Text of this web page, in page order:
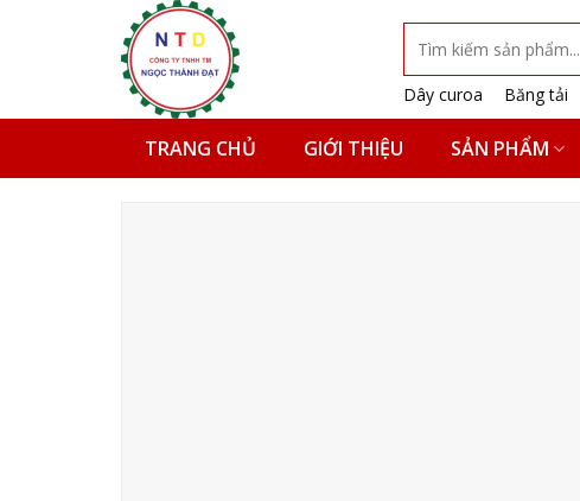
kiếm:
Dây curoa
Băng tải
TRANG CHỦ GIỚI THIỆU SẢN PHẨM